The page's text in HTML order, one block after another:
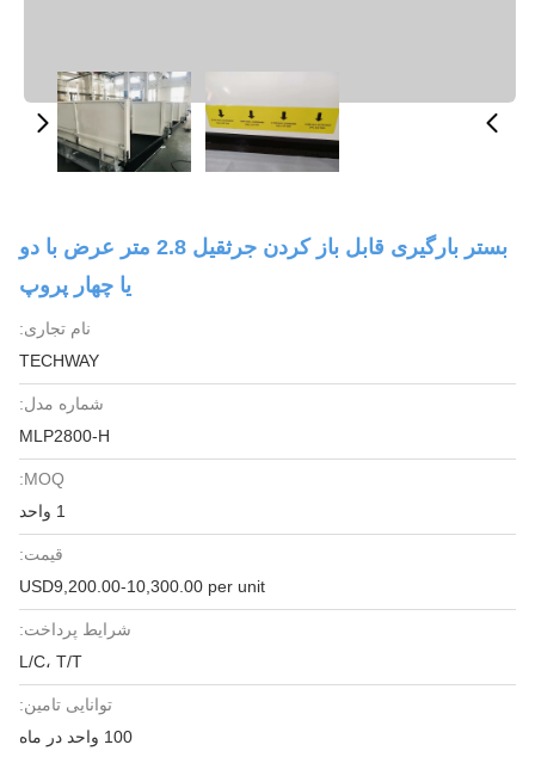
بستر بارگیری قابل باز کردن جرثقیل 2.8 متر عرض با دو
یا چهار پروپ
نام تجاری:
TECHWAY
شماره مدل:
MLP2800-H
MOQ:
قیمت:
USD9,200.00-10,300.00 per unit
شرایط پرداخت:
L/C، T/T
توانایی تامین:
100 واحد در ماه